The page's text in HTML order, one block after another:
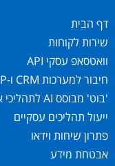
דף הבית
שירות לקוחות
וואטסאפ עסקי API
חיבור למערכות CRM ו-ERP
'בוט' מבוסס AI לתהליכי אוטומציה
ייעול תהליכים עסקיים
פתרון שיחות וידאו
אבטחת מידע